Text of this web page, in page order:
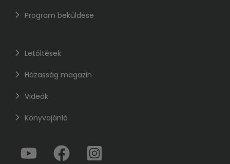
Program beküldése
Letöltések
Házasság magazin
Videók
Könyvajánló